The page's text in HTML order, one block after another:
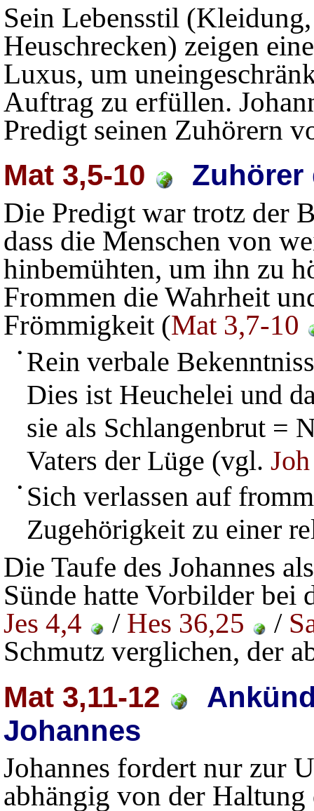
Sein Lebensstil
Heuschrecken) zeigen
Luxus, um
Auftrag zu erfüllen.
Predigt seinen Zuhörern
Mat 3,5-10 Zuhörer
Die Predigt war trotz der
dass die Menschen von
hinbemühten, um ihn zu
Frommen die Wahrheit
Frömmigkeit (Mat 3,7-10
• Rein verbale
Dies ist Heuchelei und
sie als Schlangenbrut =
Vaters der Lüge (vgl.
• Sich verlassen auf
Zugehörigkeit zu einer
Die Taufe des Johannes
Sünde hatte Vorbilder bei
Jes 4,4
/ Hes 36,25 /
Schmutz verglichen, der
Mat 3,11-12
Johannes
Johannes fordert nur zur
abhängig von der Haltung